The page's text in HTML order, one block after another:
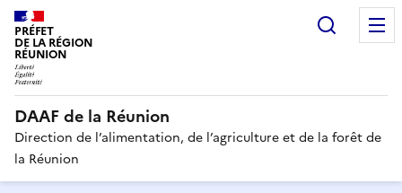
PRÉFET
DE LA RÉGION
RÉUNION
DAAF de la Réunion
Direction de l’alimentation, de l’agriculture et de la forêt de
la Réunion